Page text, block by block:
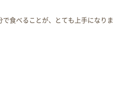
食べることが、とても上手になりま